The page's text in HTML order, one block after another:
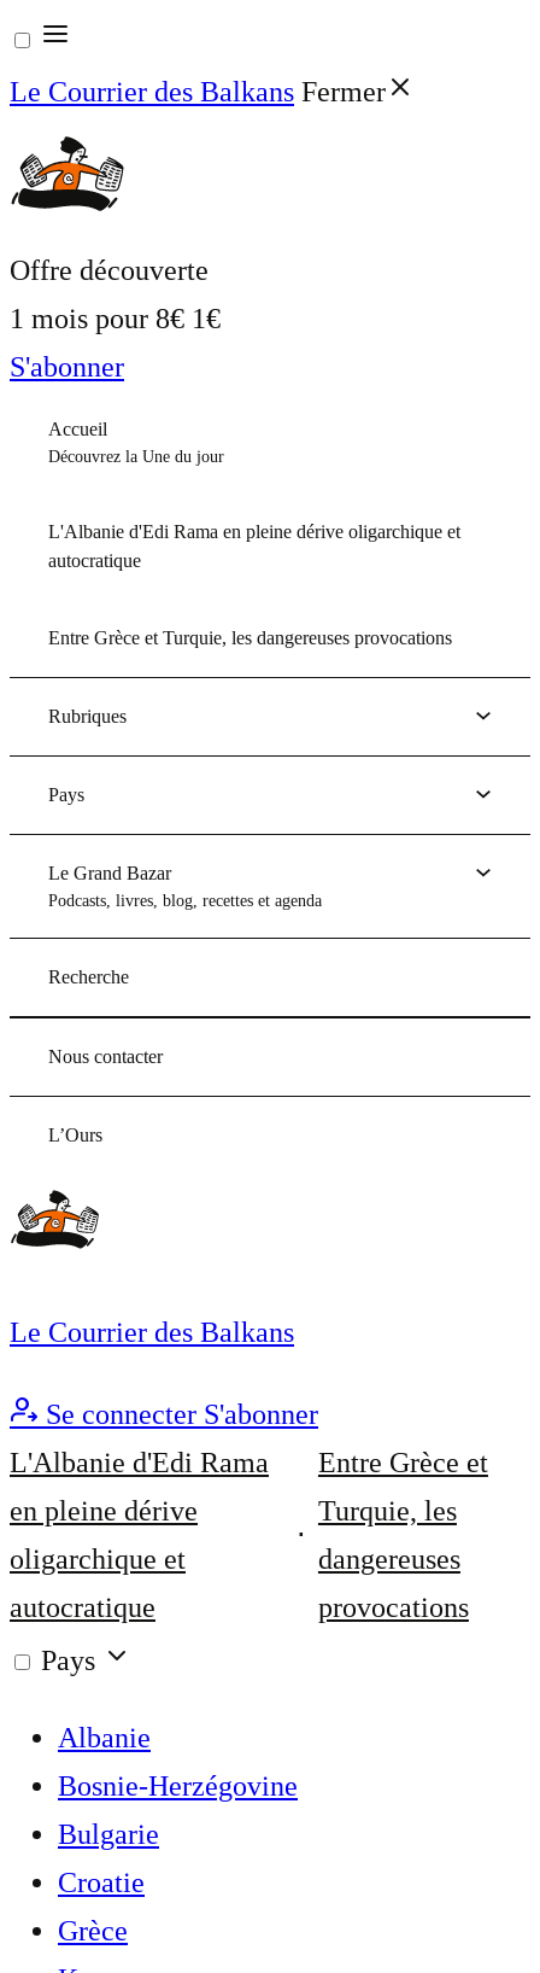
Aller
au
contenu
Le Courrier des Balkans Fermer
Offre découverte
1 mois pour 8€ 1€
S'abonner
Accueil
Découvrez la Une du jour
L'Albanie d'Edi Rama en pleine dérive oligarchique et
autocratique
Entre Grèce et Turquie, les dangereuses provocations
Rubriques
Pays
Le Grand Bazar
Podcasts, livres, blog, recettes et agenda
Recherche
Nous contacter
L’Ours
Le Courrier des Balkans
Se connecter S'abonner
L'Albanie d'Edi Rama
en pleine dérive
oligarchique et
autocratique
Entre Grèce et
Turquie, les
dangereuses
provocations
Pays
Albanie
Bosnie-Herzégovine
Bulgarie
Croatie
Grèce